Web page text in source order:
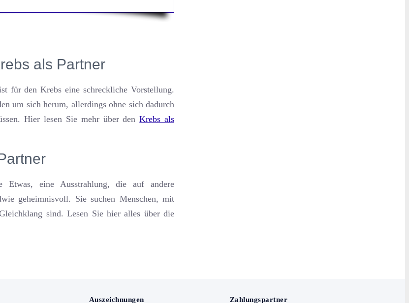
als Partner
für den Krebs eine schreckliche Vorstellung.
um sich herum, allerdings ohne sich dadurch
Hier lesen Sie mehr über denKrebs als
Etwas, eine Ausstrahlung, die auf andere
geheimnisvoll. Sie suchen Menschen, mit
sind. Lesen Sie hier alles über die
Auszeichnungen Zahlungspartner